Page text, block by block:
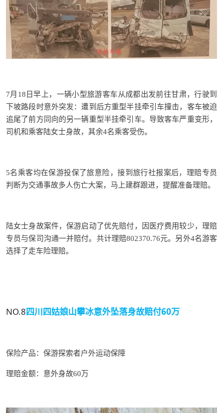
7月18日早上，一辆小型旅游客车从成都出发前往甘肃，行驶到
下坡路段时意外突发：遭到后方重型半挂牵引车撞击，客车被迫
追尾了前方同向的另一辆重型半挂牵引车。导致客车严重变形，
司机和乘客陆女士身故，其余4名乘客受伤。
5名乘客均在保游投保了旅意险，接到旅行社报案后，理赔专员
判断为交通事故多人伤亡大案，马上建群跟进，提醒准备理赔。
陆女士身故案件，保游启动了优先赔付，因医疗费用较少，理赔
专员与保司沟通一并赔付。共计理赔802370.76元。 另外4名游客
选择了走车险理赔。
NO.8四川四姑娘山攀冰意外坠落身故赔付60万
保险产品： 保游探索者户外运动保障
理赔金额：意外身故60万